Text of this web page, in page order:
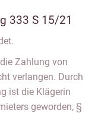
333 S 15/21
Zahlung von
verlangen. Durch
ist die Klägerin
geworden, §